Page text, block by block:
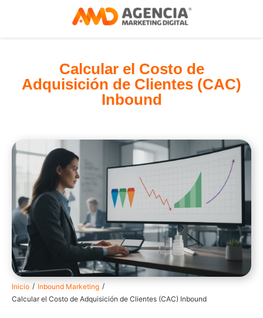
Calcular el Costo de
Adquisición de Clientes (CAC)
Inbound
Inicio / Inbound Marketing /
Calcular el Costo de Adquisición de Clientes (CAC) Inbound